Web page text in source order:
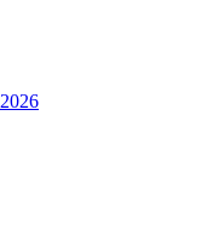
2026